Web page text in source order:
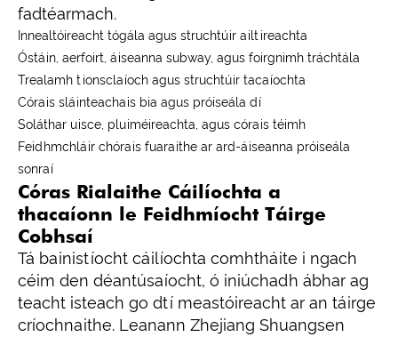
fadtéarmach.
Innealtóireacht tógála agus struchtúir ailtireachta
Óstáin, aerfoirt, áiseanna subway, agus foirgnimh tráchtála
Trealamh tionsclaíoch agus struchtúir tacaíochta
Córais sláinteachais bia agus próiseála dí
Soláthar uisce, pluiméireachta, agus córais téimh
Feidhmchláir chórais fuaraithe ar ard-áiseanna próiseála
sonraí
Córas Rialaithe Cáilíochta a
thacaíonn le Feidhmíocht Táirge
Cobhsaí
Tá bainistíocht cáilíochta comhtháite i ngach
céim den déantúsaíocht, ó iniúchadh ábhar ag
teacht isteach go dtí meastóireacht ar an táirge
críochnaithe. Leanann Zhejiang Shuangsen